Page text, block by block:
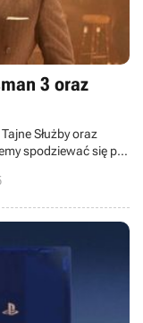
3 oraz
Służby oraz
spodziewać się po
o czym